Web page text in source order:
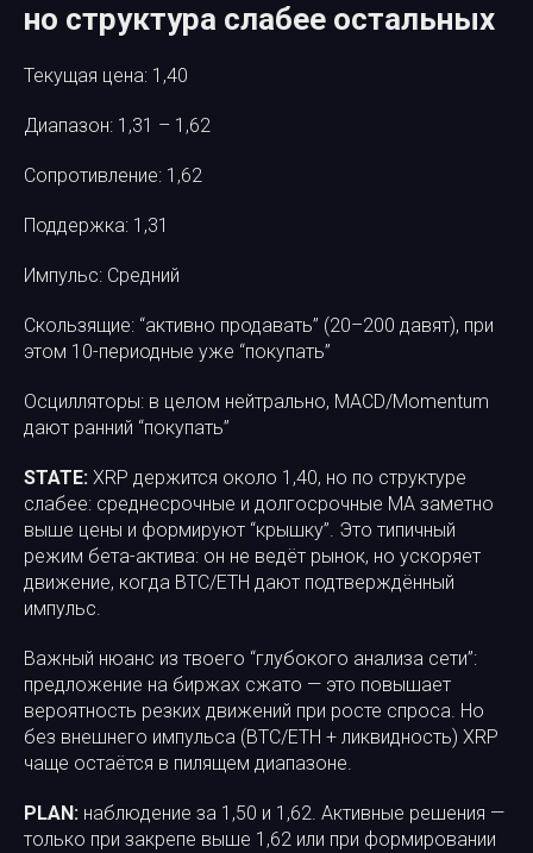
но структура слабее остальных
Текущая цена: 1,40
Диапазон: 1,31 – 1,62
Сопротивление: 1,62
Поддержка: 1,31
Импульс: Средний
Скользящие: “активно продавать” (20–200 давят), при
этом 10-периодные уже “покупать”
Осцилляторы: в целом нейтрально, MACD/Momentum
дают ранний “покупать”
STATE: XRP держится около 1,40, но по структуре
слабее: среднесрочные и долгосрочные MA заметно
выше цены и формируют “крышку”. Это типичный
режим бета-актива: он не ведёт рынок, но ускоряет
движение, когда BTC/ETH дают подтверждённый
импульс.
Важный нюанс из твоего “глубокого анализа сети”:
предложение на биржах сжато — это повышает
вероятность резких движений при росте спроса. Но
без внешнего импульса (BTC/ETH + ликвидность) XRP
чаще остаётся в пилящем диапазоне.
PLAN: наблюдение за 1,50 и 1,62. Активные решения —
только при закрепе выше 1,62 или при формировании